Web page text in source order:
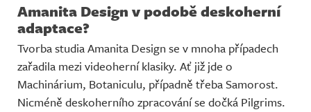
Amanita Design v podobě deskoherní
adaptace?
Tvorba studia Amanita Design se v mnoha případech
zařadila mezi videoherní klasiky. Ať již jde o
Machinárium, Botaniculu, případně třeba Samorost.
Nicméně deskoherního zpracování se dočká Pilgrims.